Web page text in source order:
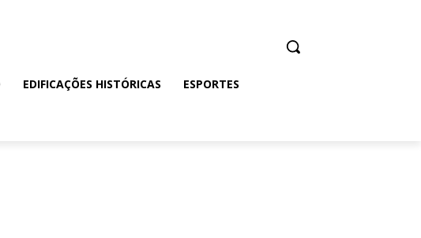
EDIFICAÇÕES HISTÓRICAS ESPORTES